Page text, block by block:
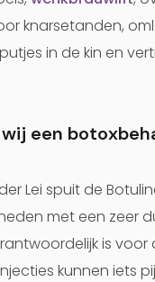
knarsetanden,
in de kin en
een
Lei spuit de
met een zeer
is voor
kunnen iets